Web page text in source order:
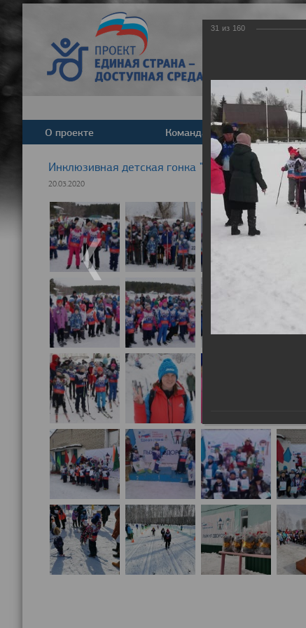
О проекте Команда
Инклюзивная детская гонка "Лыжня здоровья"
20.03.2020
31 из 160